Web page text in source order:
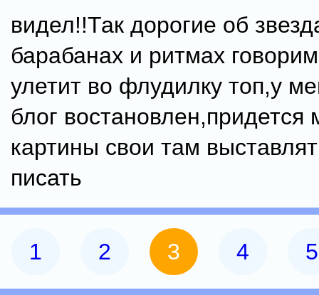
видел!!Так дорогие об
барабанах и ритмах
улетит во флудилку топ,у
блог востановлен,придется
картины свои там
писать
1 2 3 4 5